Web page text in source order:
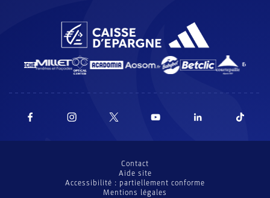
Contact
Aide site
Accessibilité : partiellement conforme
Mentions légales